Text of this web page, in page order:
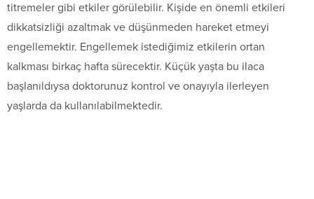
titremeler gibi etkiler görülebilir. Kişide en önemli etkileri
dikkatsizliği azaltmak ve düşünmeden hareket etmeyi
engellemektir. Engellemek istediğimiz etkilerin ortan
kalkması birkaç hafta sürecektir. Küçük yaşta bu ilaca
başlanıldıysa doktorunuz kontrol ve onayıyla ilerleyen
yaşlarda da kullanılabilmektedir.